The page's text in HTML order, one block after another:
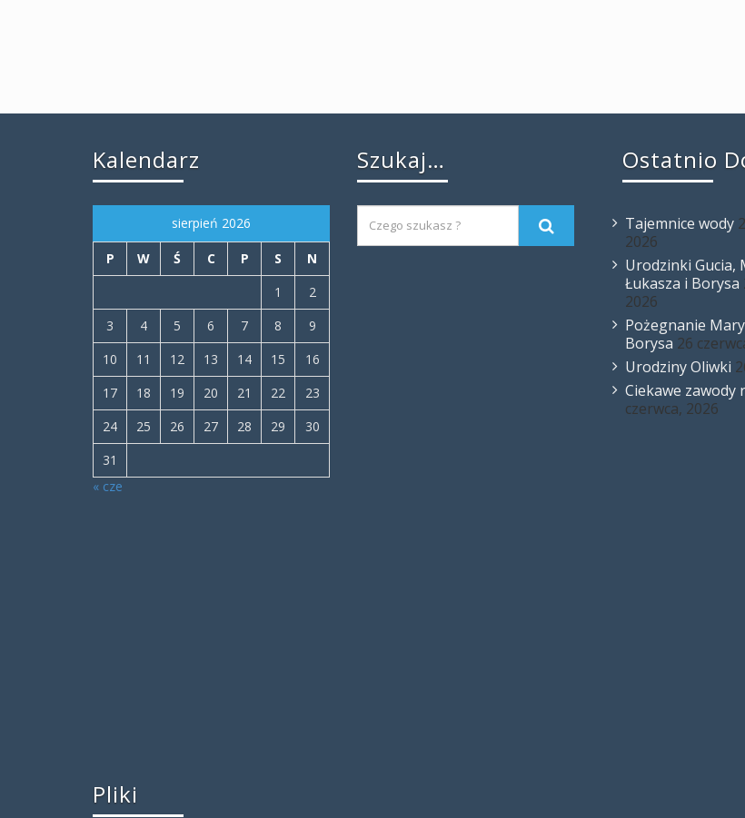
Kalendarz
sierpień 2026
P W Ś C P S
N
1
2
3
4 5 6 7 8
9
10
11 12 13 14 15
16
17
18 19 20 21 22
23
24
25 26 27 28 29
30
31
« cze
Szukaj… Ostatnio
Tajemnice wody
2026
Urodzinki Gucia,
Łukasza i Borysa
2026
Pożegnanie
Borysa 26
Urodziny Oliwki
Ciekawe zawody
czerwca, 2026
Pliki